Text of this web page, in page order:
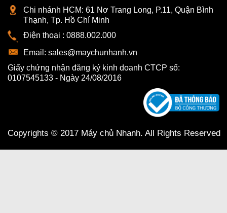
Chi nhánh HCM: 61 Nơ Trang Long, P.11, Quận Bình
Thạnh, Tp. Hồ Chí Minh
Điện thoại : 0888.002.000
Email: sales@maychunhanh.vn
Giấy chứng nhận đăng ký kinh doanh CTCP số:
0107545133 - Ngày 24/08/2016
Copyrights © 2017 Máy chủ Nhanh. All Rights Reserved